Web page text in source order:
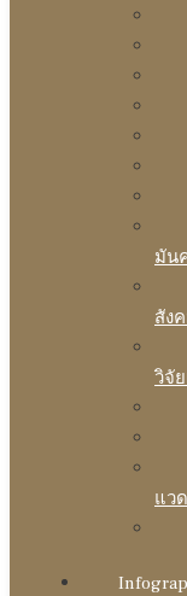
มัน
สัง
วิจั
แว